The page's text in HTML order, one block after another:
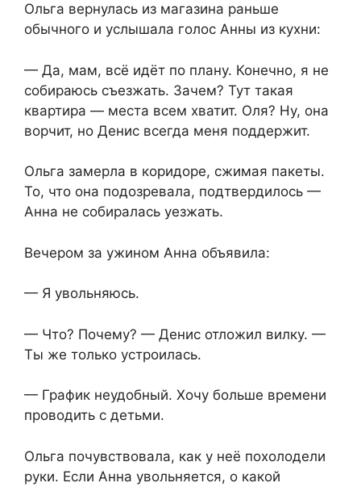
Ольга вернулась из магазина раньше
обычного и услышала голос Анны из кухни:
— Да, мам, всё идёт по плану. Конечно, я не
собираюсь съезжать. Зачем? Тут такая
квартира — места всем хватит. Оля? Ну, она
ворчит, но Денис всегда меня поддержит.
Ольга замерла в коридоре, сжимая пакеты.
То, что она подозревала, подтвердилось —
Анна не собиралась уезжать.
Вечером за ужином Анна объявила:
— Я увольняюсь.
— Что? Почему? — Денис отложил вилку. —
Ты же только устроилась.
— График неудобный. Хочу больше времени
проводить с детьми.
Ольга почувствовала, как у неё похолодели
руки. Если Анна увольняется, о какой